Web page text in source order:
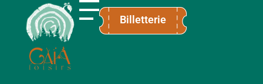
Billetterie